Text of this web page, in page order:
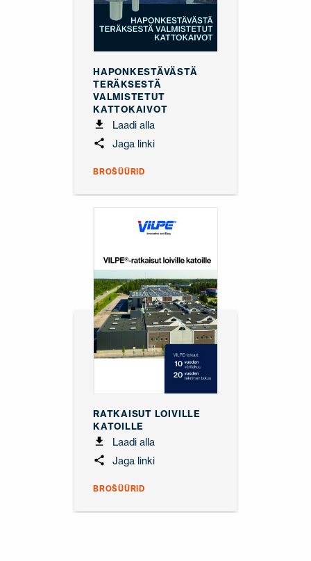
HAPONKESTÄVÄSTÄ
TERÄKSESTÄ
VALMISTETUT
KATTOKAIVOT
Laadi alla
Jaga linki
BROŠÜÜRID
RATKAISUT LOIVILLE
KATOILLE
Laadi alla
Jaga linki
BROŠÜÜRID